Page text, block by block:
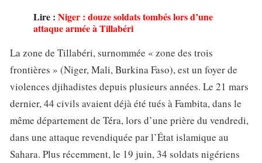
Lire : Niger : douze soldats tombés lors d’une
attaque armée à Tillabéri
La zone de Tillabéri, surnommée « zone des trois
frontières » (Niger, Mali, Burkina Faso), est un foyer de
violences djihadistes depuis plusieurs années. Le 21 mars
dernier, 44 civils avaient déjà été tués à Fambita, dans le
même département de Téra, lors d’une prière du vendredi,
dans une attaque revendiquée par l’État islamique au
Sahara. Plus récemment, le 19 juin, 34 soldats nigériens